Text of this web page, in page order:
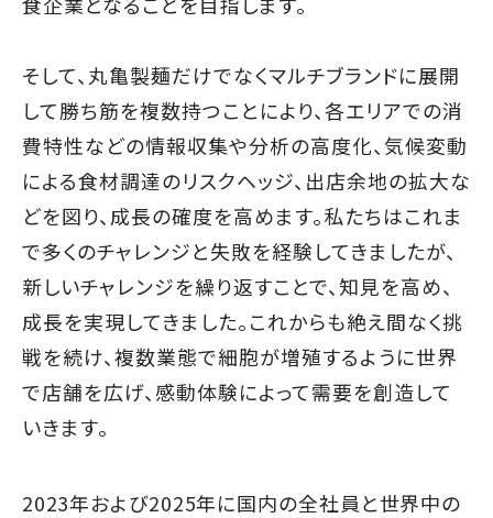
そして、丸亀製麺だけでなくマルチブランドに展開
して勝ち筋を複数持つことにより、各エリアでの消
費特性などの情報収集や分析の高度化、気候変動
による食材調達のリスクヘッジ、出店余地の拡大な
どを図り、成長の確度を高めます。私たちはこれま
で多くのチャレンジと失敗を経験してきましたが、
新しいチャレンジを繰り返すことで、知見を高め、
成長を実現してきました。これからも絶え間なく挑
戦を続け、複数業態で細胞が増殖するように世界
で店舗を広げ、感動体験によって需要を創造して
いきます。
2023年および2025年に国内の全社員と世界中の